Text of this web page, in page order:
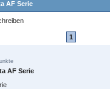
AF Serie
1
AF Serie